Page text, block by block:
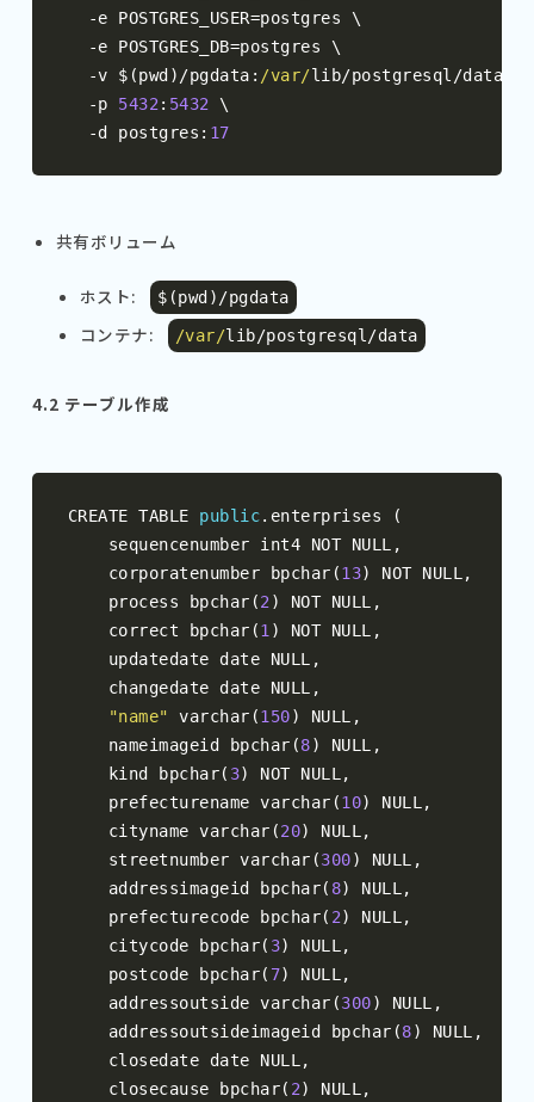
-e POSTGRES_USER=postgres \
-e POSTGRES_DB=postgres \
-v $ (pwd)/pgdata : /var/lib/postgresql /data \
-p 5432 : 5432
\
-d postgres : 17
共有ボリューム
ホスト: $ (pwd)/pgdata
コンテナ: /var/lib/postgresql /data
4.2 テーブル作成
CREATE TABLE public. enterprises
(
    sequencenumber int4 NOT NULL
,
    corporatenumber bpchar
(13) NOT NULL ,
    process bpchar
(2 ) NOT NULL ,
    correct bpchar
(1 ) NOT NULL ,
    updatedate date NULL
,
    changedate date NULL
,
"name"
varchar (150) NULL ,
    nameimageid bpchar
(8) NULL ,
    kind bpchar
( 3) NOT NULL ,
    prefecturename varchar
(10) NULL ,
    cityname varchar
(20) NULL ,
    streetnumber varchar
(300) NULL ,
    addressimageid bpchar
( 8) NULL ,
    prefecturecode bpchar
( 2) NULL ,
    citycode bpchar
( 3) NULL ,
    postcode bpchar
( 7) NULL ,
    addressoutside varchar
(300) NULL ,
    addressoutsideimageid bpchar
(8) NULL ,
    closedate date NULL
,
    closecause bpchar
( 2) NULL ,